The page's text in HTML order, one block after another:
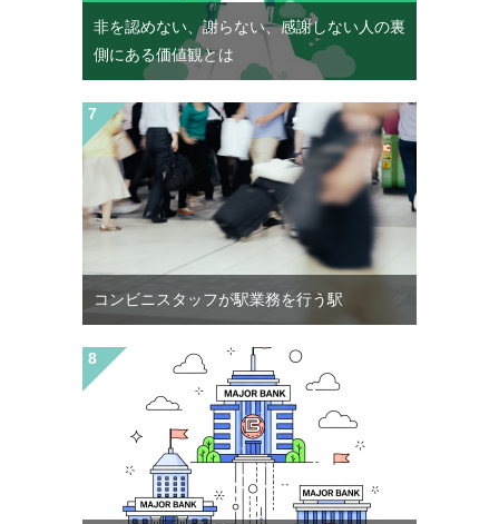
非を認めない、謝らない、感謝しない人の裏
側にある価値観とは
コンビニスタッフが駅業務を行う駅